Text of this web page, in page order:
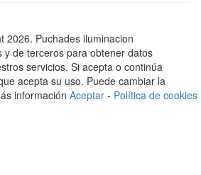
2026. Puchades iluminacion
y de terceros para obtener datos
servicios. Si acepta o continúa
acepta su uso. Puede cambiar la
información Aceptar - Política de cookies